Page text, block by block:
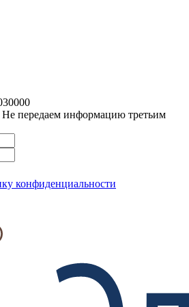
передаем информацию третьим
конфиденциальности